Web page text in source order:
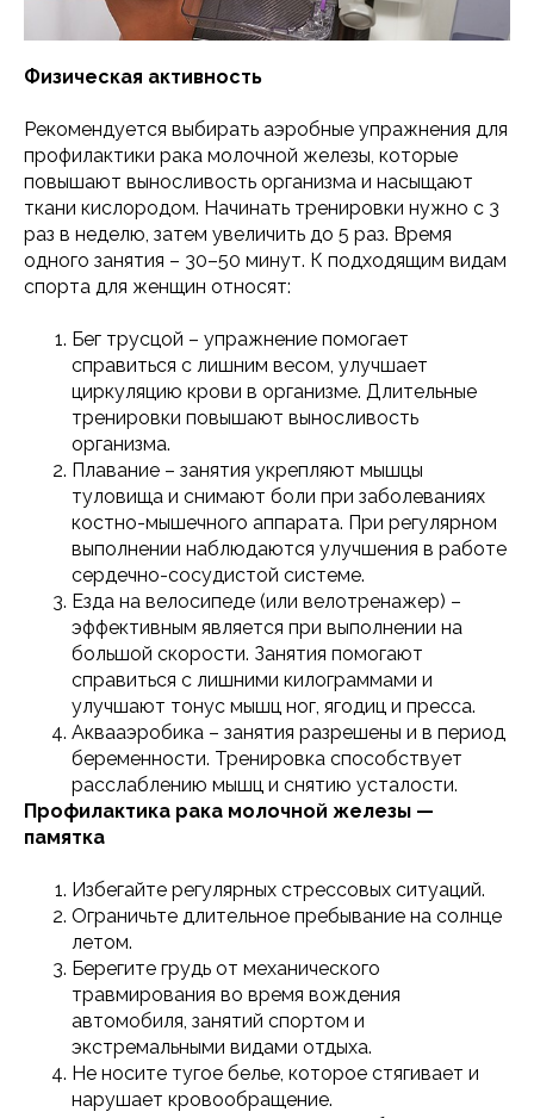
Физическая активность
Рекомендуется выбирать аэробные упражнения для
профилактики рака молочной железы, которые
повышают выносливость организма и насыщают
ткани кислородом. Начинать тренировки нужно с 3
раз в неделю, затем увеличить до 5 раз. Время
одного занятия – 30–50 минут. К подходящим видам
спорта для женщин относят:
Бег трусцой – упражнение помогает
справиться с лишним весом, улучшает
циркуляцию крови в организме. Длительные
тренировки повышают выносливость
организма.
Плавание – занятия укрепляют мышцы
туловища и снимают боли при заболеваниях
костно-мышечного аппарата. При регулярном
выполнении наблюдаются улучшения в работе
сердечно-сосудистой системе.
Езда на велосипеде (или велотренажер) –
эффективным является при выполнении на
большой скорости. Занятия помогают
справиться с лишними килограммами и
улучшают тонус мышц ног, ягодиц и пресса.
Аквааэробика – занятия разрешены и в период
беременности. Тренировка способствует
расслаблению мышц и снятию усталости.
Профилактика рака молочной железы —
памятка
Избегайте регулярных стрессовых ситуаций.
Ограничьте длительное пребывание на солнце
летом.
Берегите грудь от механического
травмирования во время вождения
автомобиля, занятий спортом и
экстремальными видами отдыха.
Не носите тугое белье, которое стягивает и
нарушает кровообращение.